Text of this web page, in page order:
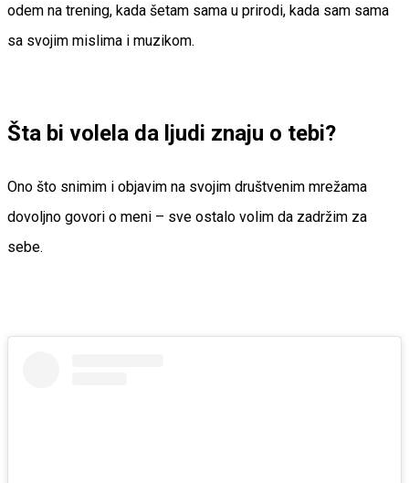
odem na trening, kada šetam sama u prirodi, kada sam sama
sa svojim mislima i muzikom.
Šta bi volela da ljudi znaju o tebi?
Ono što snimim i objavim na svojim društvenim mrežama
dovoljno govori o meni – sve ostalo volim da zadržim za
sebe.